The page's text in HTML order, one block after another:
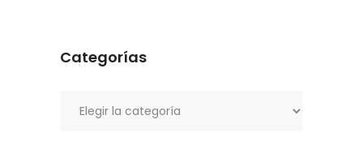
Categorías